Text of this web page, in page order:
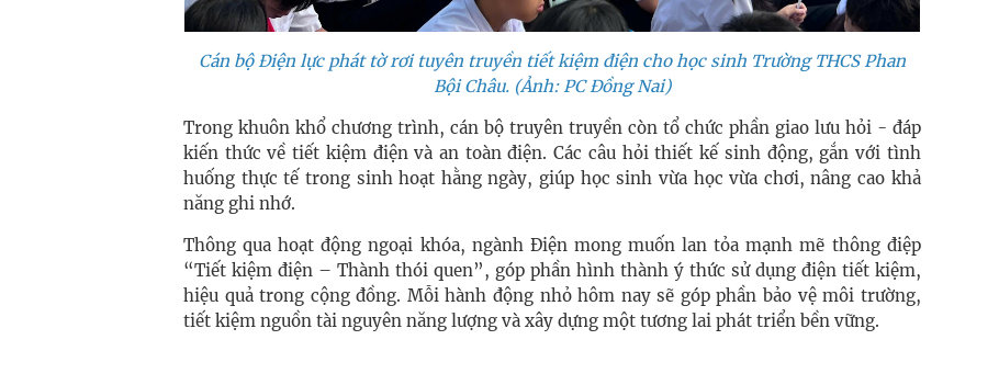
Cán bộ Điện lực phát tờ rơi tuyên truyền tiết kiệm điện cho học sinh Trường THCS Phan
Bội Châu. (Ảnh: PC Đồng Nai)
Trong khuôn khổ chương trình, cán bộ truyên truyền còn tổ chức phần giao lưu hỏi - đáp
kiến thức về tiết kiệm điện và an toàn điện. Các câu hỏi thiết kế sinh động, gắn với tình
huống thực tế trong sinh hoạt hằng ngày, giúp học sinh vừa học vừa chơi, nâng cao khả
năng ghi nhớ.
Thông qua hoạt động ngoại khóa, ngành Điện mong muốn lan tỏa mạnh mẽ thông điệp
“Tiết kiệm điện – Thành thói quen”, góp phần hình thành ý thức sử dụng điện tiết kiệm,
hiệu quả trong cộng đồng. Mỗi hành động nhỏ hôm nay sẽ góp phần bảo vệ môi trường,
tiết kiệm nguồn tài nguyên năng lượng và xây dựng một tương lai phát triển bền vững.